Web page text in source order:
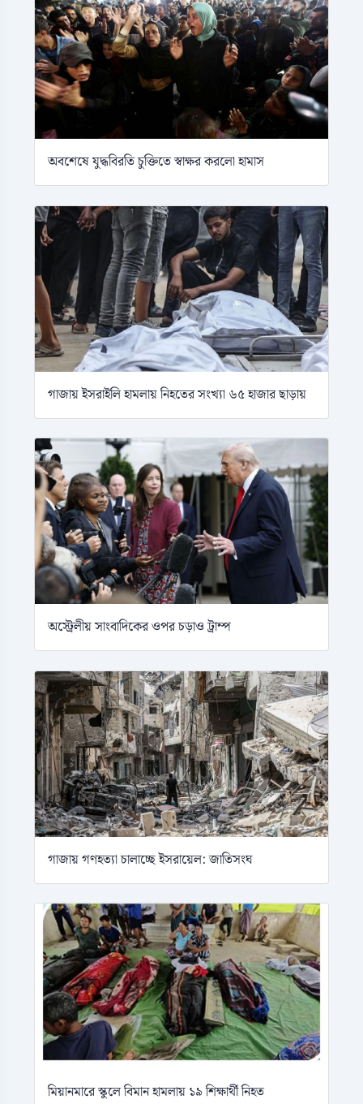
অবশেষে যুদ্ধবিরতি চুক্তিতে স্বাক্ষর করলো হামাস
গাজায় ইসরাইলি হামলায় নিহতের সংখ্যা ৬৫ হাজার ছাড়ায়
অস্ট্রেলীয় সাংবাদিকের ওপর চড়াও ট্রাম্প
গাজায় গণহত্যা চালাচ্ছে ইসরায়েল: জাতিসংঘ
মিয়ানমারে স্কুলে বিমান হামলায় ১৯ শিক্ষার্থী নিহত